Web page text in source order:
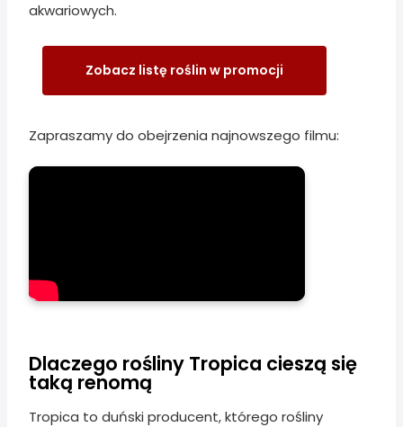
akwariowych.
Zobacz listę roślin w promocji
Zapraszamy do obejrzenia najnowszego filmu:
Dlaczego rośliny Tropica cieszą się
taką renomą
Tropica to duński producent, którego rośliny